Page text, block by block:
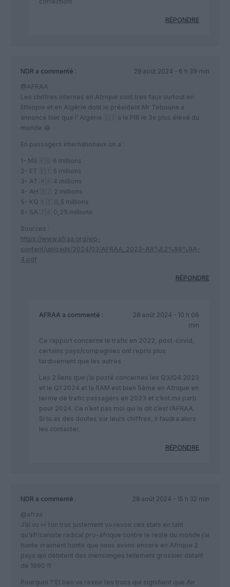
RÉPONDRE
NDR a commenté :
28 août 2024 - 6 h 39 min
@AFRAA
Les chiffres internes en Afrique sont tres faux surtout en
Ethiopie et en Algérie dont le président Mr Teboune a
annoncé hier que l’ Algérie 🇩🇿 a le PIB le 3e plus élevé du
monde 😂
En passagers internationaux on a :
1- MS 🇪🇬 6 millions
2- ET 🇪🇹 5 millions
3- AT 🇲🇦 4 millions
4- AH 🇩🇿 2 millions
5- KQ 🇰🇪 0,5 millions
6- SA 🇿🇦 0,25 millions
Sources :
https://www.afraa.org/wp-
content/uploads/2024/03/AFRAA_2023-AR%E2%88%9A-
4.pdf
RÉPONDRE
AFRAA a commenté :
28 août 2024 - 10 h 06
min
Ce rapport concerne le trafic en 2022, post-covid,
certains pays/compagnies ont repris plus
tardivement que les autres
Les 2 liens que j’ai posté concernes les Q3/Q4 2023
et le Q1 2024 et la RAM est bien 5ème en Afrique en
terme de trafic passagers en 2023 et c’est ma parti
pour 2024. Ce n’est pas moi qui le dit c’est l’AFRAA.
Si tu as des doutes sur leurs chiffres, il faudra alors
les contacter.
RÉPONDRE
NDR a commenté :
28 août 2024 - 15 h 32 min
@afraa
J’ai vu 👀 ton truc justement va revoir ces stats en tant
qu’africaniste radical pro-afrique contre le reste du monde j’ai
honte vraiment honte que nous avons encore en Afrique 2
pays qui débitent des mensonges tellement grossier datant
de 1990 !!!
Pourquoi ? Et ben va revoir tes trucs qui signifient que Air